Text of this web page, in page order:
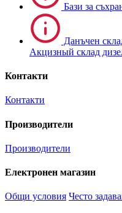
Бази за
Данъчен
Акцизный склад
Контакти
Контакти
Производители
Производители
Електронен магазин
Общи условия Често